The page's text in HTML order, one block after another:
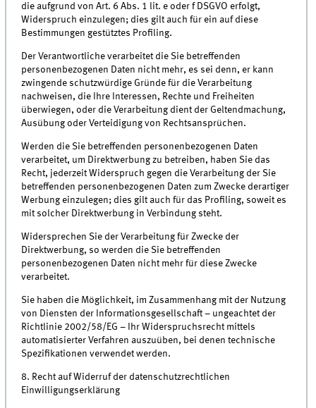
die aufgrund von Art. 6 Abs. 1 lit. e oder f DSGVO erfolgt,
Widerspruch einzulegen; dies gilt auch für ein auf diese
Bestimmungen gestütztes Profiling.
Der Verantwortliche verarbeitet die Sie betreffenden
personenbezogenen Daten nicht mehr, es sei denn, er kann
zwingende schutzwürdige Gründe für die Verarbeitung
nachweisen, die Ihre Interessen, Rechte und Freiheiten
überwiegen, oder die Verarbeitung dient der Geltendmachung,
Ausübung oder Verteidigung von Rechtsansprüchen.
Werden die Sie betreffenden personenbezogenen Daten
verarbeitet, um Direktwerbung zu betreiben, haben Sie das
Recht, jederzeit Widerspruch gegen die Verarbeitung der Sie
betreffenden personenbezogenen Daten zum Zwecke derartiger
Werbung einzulegen; dies gilt auch für das Profiling, soweit es
mit solcher Direktwerbung in Verbindung steht.
Widersprechen Sie der Verarbeitung für Zwecke der
Direktwerbung, so werden die Sie betreffenden
personenbezogenen Daten nicht mehr für diese Zwecke
verarbeitet.
Sie haben die Möglichkeit, im Zusammenhang mit der Nutzung
von Diensten der Informationsgesellschaft – ungeachtet der
Richtlinie 2002/58/EG – Ihr Widerspruchsrecht mittels
automatisierter Verfahren auszuüben, bei denen technische
Spezifikationen verwendet werden.
8. Recht auf Widerruf der datenschutzrechtlichen
Einwilligungserklärung